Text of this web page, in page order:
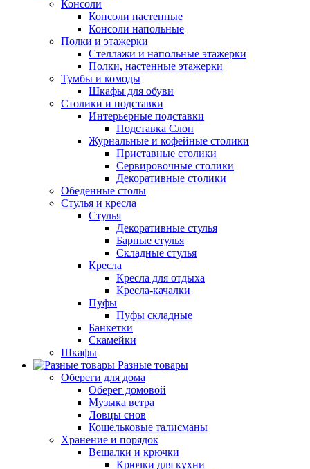
Консоли
Консоли настенные
Консоли напольные
Полки и этажерки
Стеллажи и напольные этажерки
Полки, настенные этажерки
Тумбы и комоды
Шкафы для обуви
Столики и подставки
Интерьерные подставки
Подставка Слон
Журнальные и кофейные столики
Приставные столики
Сервировочные столики
Декоративные столики
Обеденные столы
Стулья и кресла
Стулья
Декоративные стулья
Барные стулья
Складные стулья
Кресла
Кресла для отдыха
Кресла-качалки
Пуфы
Пуфы складные
Банкетки
Скамейки
Шкафы
Разные товары
Обереги для дома
Оберег домовой
Музыка ветра
Ловцы снов
Кошельковые талисманы
Хранение и порядок
Вешалки и крючки
Крючки для кухни